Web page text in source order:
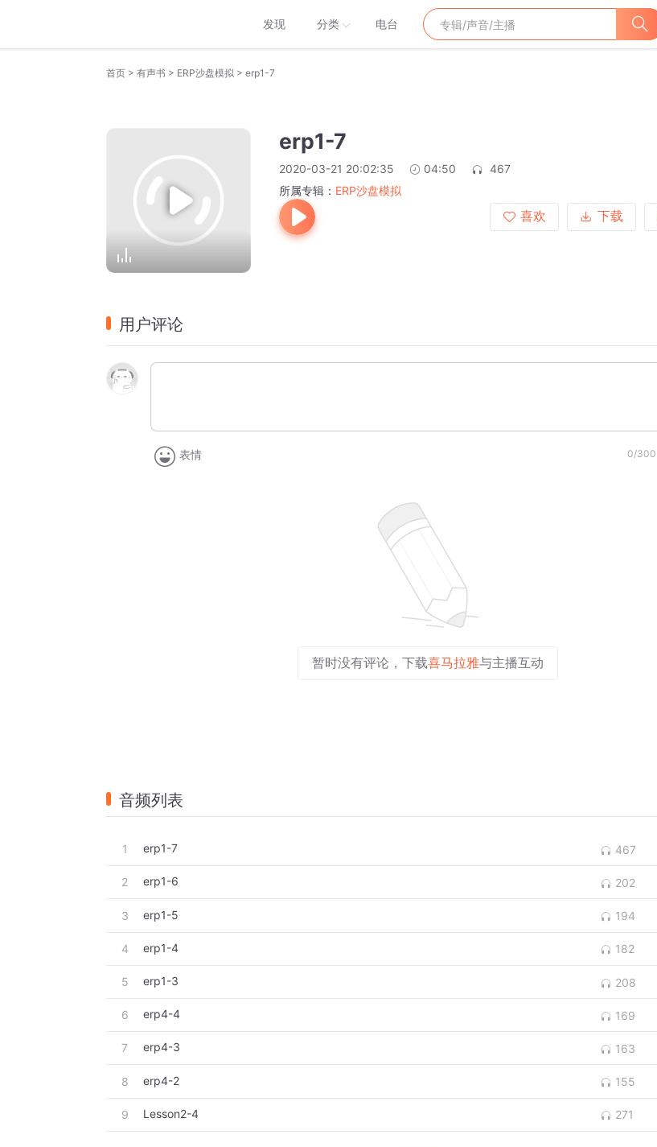
发现 分类 电台
首页 > 有声书 > ERP沙盘模拟 > erp1-7
erp1-7
2020-03-21 20:02:35 04:50
467
所属专辑： ERP沙盘模拟
喜欢
下载
用户评论
表情 0/300
暂时没有评论，下载喜马拉雅与主播互动
音频列表
1 erp1-7 467
2 erp1-6 202
3 erp1-5 194
4 erp1-4 182
5 erp1-3 208
6 erp4-4 169
7 erp4-3 163
8 erp4-2 155
9 Lesson2-4 271